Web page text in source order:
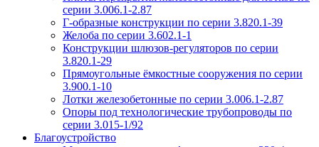
серии 3.006.1-2.87
Г-образные конструкции по серии 3.820.1-39
Желоба по серии 3.602.1-1
Конструкции шлюзов-регуляторов по серии
3.820.1-29
Прямоугольные ёмкостные сооружения по серии
3.900.1-10
Лотки железобетонные по серии 3.006.1-2.87
Опоры под технологические трубопроводы по
серии 3.015-1/92
Благоустройство